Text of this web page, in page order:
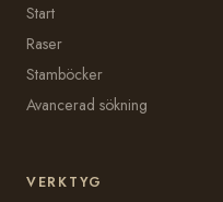
Start
Raser
Stamböcker
Avancerad sökning
VERKTYG